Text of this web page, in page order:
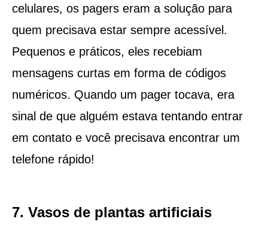
celulares, os pagers eram a solução para
quem precisava estar sempre acessível.
Pequenos e práticos, eles recebiam
mensagens curtas em forma de códigos
numéricos. Quando um pager tocava, era
sinal de que alguém estava tentando entrar
em contato e você precisava encontrar um
telefone rápido!
7. Vasos de plantas artificiais